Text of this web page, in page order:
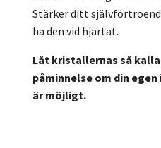
Stärker ditt
ha den vid hjärtat.
Låt kristallernas så
påminnelse om din
är möjligt.